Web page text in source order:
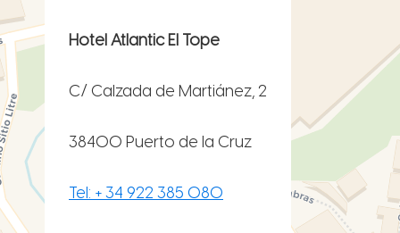
Hotel Atlantic El Tope
C/ Calzada de Martiánez, 2
38400 Puerto de la Cruz
Tel: + 34 922 385 080